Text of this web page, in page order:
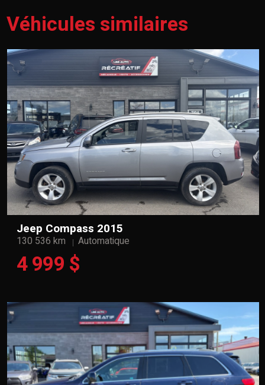
Véhicules similaires
Jeep Compass 2015
130 536 km Automatique
4 999 $